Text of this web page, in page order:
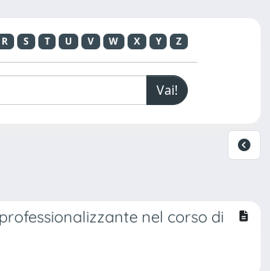
R S T U V W X Y Z
nel corso di